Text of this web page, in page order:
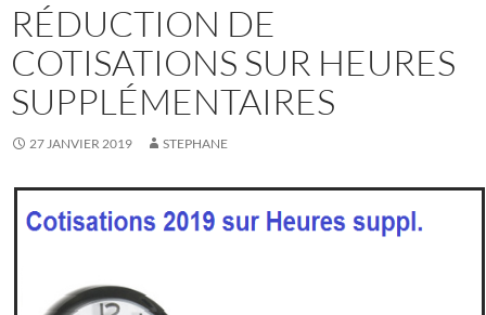
RÉDUCTION DE
COTISATIONS SUR HEURES
SUPPLÉMENTAIRES
27 JANVIER 2019 STEPHANE